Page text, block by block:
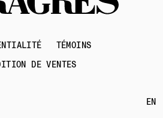
TÉMOINS
DE VENTES
EN